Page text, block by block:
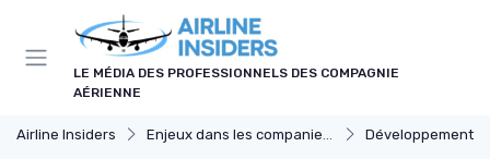
LE MÉDIA DES PROFESSIONNELS DES COMPAGNIE
AÉRIENNE
Airline Insiders Enjeux dans les companies d'aviation Développement
Panneau de gestion des cookies